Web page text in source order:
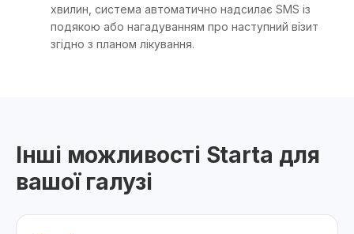
хвилин, система автоматично надсилає SMS із
подякою або нагадуванням про наступний візит
згідно з планом лікування.
Інші можливості Starta для
вашої галузі